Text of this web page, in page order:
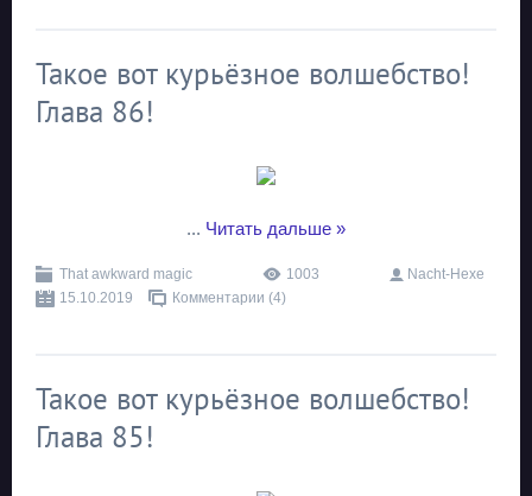
Такое вот курьёзное волшебство!
Глава 86!
... Читать дальше »
That awkward magic 1003
Nacht-Hexe
15.10.2019
Комментарии (4)
Такое вот курьёзное волшебство!
Глава 85!